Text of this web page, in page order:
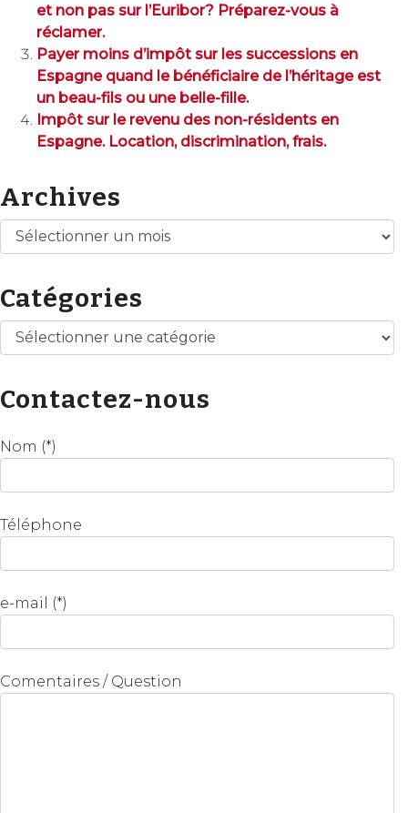
et non pas sur l’Euribor? Préparez-vous à
réclamer.
Payer moins d’impôt sur les successions en
Espagne quand le bénéficiaire de l’héritage est
un beau-fils ou une belle-fille.
Impôt sur le revenu des non-résidents en
Espagne. Location, discrimination, frais.
Archives
Archives
Catégories
Catégories
Contactez-nous
Nom (*)
Téléphone
e-mail (*)
Comentaires / Question